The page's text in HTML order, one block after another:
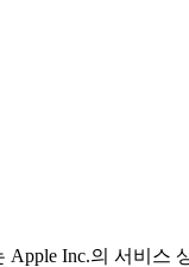
Apple Inc.의 서비스